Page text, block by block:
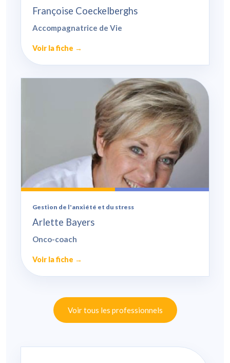
Françoise Coeckelberghs
Accompagnatrice de Vie
Voir la fiche →
Gestion de l'anxiété et du stress
Arlette Bayers
Onco-coach
Voir la fiche →
Voir tous les professionnels